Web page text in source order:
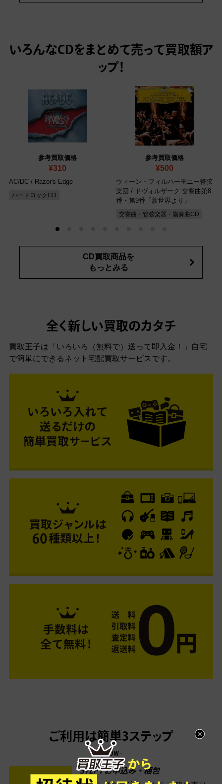
いろんなCDをまとめて売って 買取額ア
ップ！
参考買取価格
¥310
AC/DC / Razor's Edge
ハードロックCD
参考買取価格
¥500
ウィーン・フィルハーモニー管弦
楽団 / ドヴォルザーク:交響曲第8
番・第9番「新世界より」
交響曲・管弦楽器・協奏曲CD
CD買取商品を
もっとみる
全く新しい買取のカタチ
買取王子は「いろいろ（無料で）送って即入金！」自宅
で簡単にできるネット宅配買取サービスです。
ご利用は簡単3ステップ
- FLOW -
STEP1 お申込み・梱包